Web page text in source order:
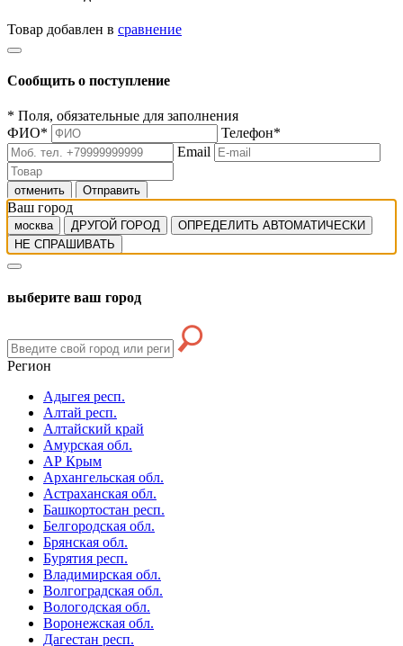
Товар добавлен в сравнение
Сообщить о поступление
* Поля, обязательные для заполнения
ФИО* Телефон*
Email
отменить Отправить
Ваш город
москва ДРУГОЙ ГОРОД
ОПРЕДЕЛИТЬ АВТОМАТИЧЕСКИ
НЕ СПРАШИВАТЬ
выберите ваш город
Регион
Адыгея респ.
Алтай респ.
Алтайский край
Амурская обл.
АР Крым
Архангельская обл.
Астраханская обл.
Башкортостан респ.
Белгородская обл.
Брянская обл.
Бурятия респ.
Владимирская обл.
Волгоградская обл.
Вологодская обл.
Воронежская обл.
Дагестан респ.